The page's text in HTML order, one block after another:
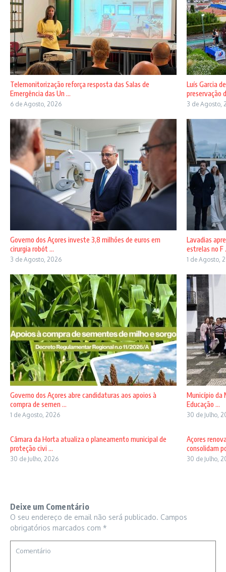
Telemonitorização reforça resposta das Salas de
Emergência das Un ...
6 de Agosto, 2026
Luís Garcia
preservação
3 de Agosto,
Governo dos Açores investe 3,8 milhões de euros em
cirurgia robót ...
3 de Agosto, 2026
Lavadias
estrelas no F
1 de Agosto,
Governo dos Açores abre candidaturas aos apoios à
compra de semen ...
1 de Agosto, 2026
Município da
Educação ...
30 de Julho,
Câmara da Horta atualiza o planeamento municipal de
proteção civi ...
30 de Julho, 2026
Açores
consolidam
30 de Julho,
Deixe um Comentário
O seu endereço de email não será publicado. Campos
obrigatórios marcados com *